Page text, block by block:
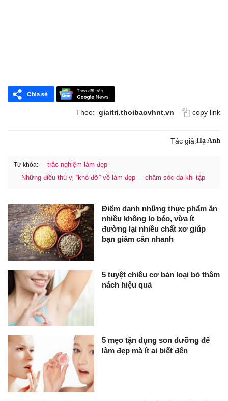
Theo: giaitri.thoibaovhnt.vn copy link
Tác giả:Hạ Anh
Từ khóa:
trắc nghiệm làm đẹp
Những điều thú vị “khó đỡ” về làm đẹp
chăm sóc da khi tập
Điểm danh những thực phẩm ăn
nhiều không lo béo, vừa ít
đường lại nhiều chất xơ giúp
bạn giảm cân nhanh
5 tuyệt chiêu cơ bản loại bỏ thâm
nách hiệu quả
5 mẹo tận dụng son dưỡng để
làm đẹp mà ít ai biết đến